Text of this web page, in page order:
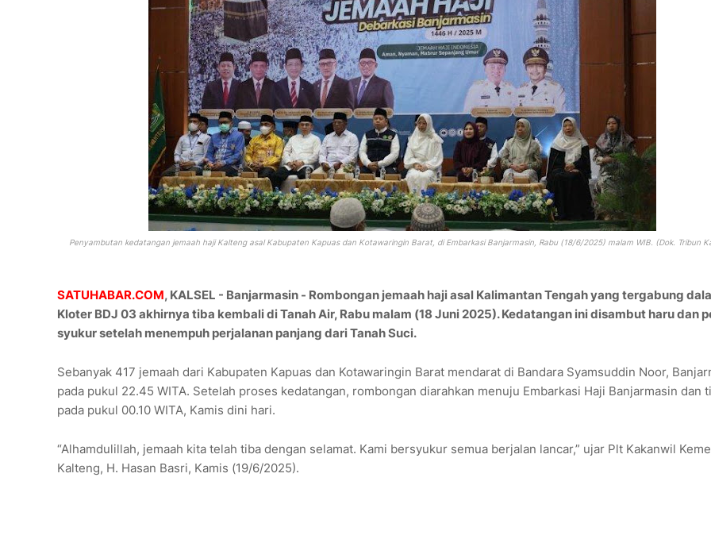
Penyambutan kedatangan jemaah haji Kalteng asal Kabupaten Kapuas dan Kotawaringin Barat, di Embarkasi Banjarmasin, Rabu (18/6/2025) malam WIB. (Dok. Tribun
SATUHABAR.COM, KALSEL - Banjarmasin - Rombongan jemaah haji asal Kalimantan Tengah yang tergabung
Kloter BDJ 03 akhirnya tiba kembali di Tanah Air, Rabu malam (18 Juni 2025). Kedatangan ini disambut haru dan
syukur setelah menempuh perjalanan panjang dari Tanah Suci.
Sebanyak 417 jemaah dari Kabupaten Kapuas dan Kotawaringin Barat mendarat di Bandara Syamsuddin Noor,
pada pukul 22.45 WITA. Setelah proses kedatangan, rombongan diarahkan menuju Embarkasi Haji Banjarmasin dan
pada pukul 00.10 WITA, Kamis dini hari.
“Alhamdulillah, jemaah kita telah tiba dengan selamat. Kami bersyukur semua berjalan lancar,” ujar Plt Kakanwil
Kalteng, H. Hasan Basri, Kamis (19/6/2025).